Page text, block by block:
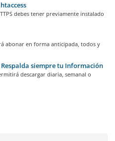
debes tener previamente instalado
abonar en forma anticipada, todos y
Respalda siempre tu Información
descargar diaria, semanal o